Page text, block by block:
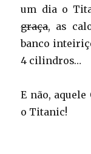
um dia o
graça, as
banco
4 cilindros…
E não,
o Titanic!